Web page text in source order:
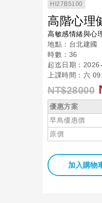
HI27B5100
高階心理
高敏感情緒與心
地點：台北建國
時數：36
起迄日期：
上課時間：六
NT$28000
優惠方案
早鳥優惠價
原價
加入購物